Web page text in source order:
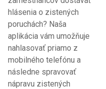
hlásenia o zistených
poruchách? Naša
aplikácia vám umožňuje
nahlasovať priamo z
mobilného telefónu a
následne spravovať
nápravu zistených